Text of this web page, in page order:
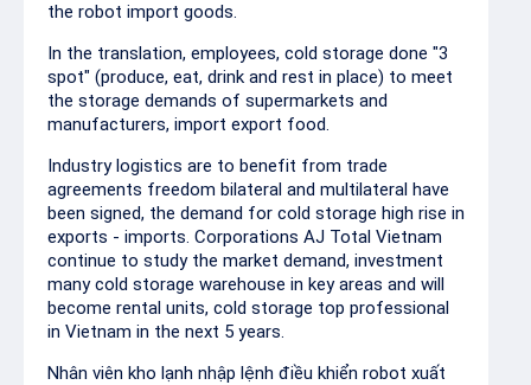
the robot import goods.
In the translation, employees, cold storage done "3
spot" (produce, eat, drink and rest in place) to meet
the storage demands of supermarkets and
manufacturers, import export food.
Industry logistics are to benefit from trade
agreements freedom bilateral and multilateral have
been signed, the demand for cold storage high rise in
exports - imports. Corporations AJ Total Vietnam
continue to study the market demand, investment
many cold storage warehouse in key areas and will
become rental units, cold storage top professional
in Vietnam in the next 5 years.
Nhân viên kho lạnh nhập lệnh điều khiển robot xuất